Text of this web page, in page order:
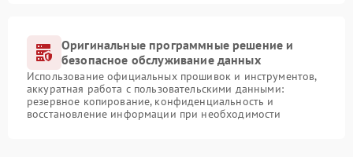
Оригинальные программные решение и
безопасное обслуживание данных
Использование официальных прошивок и инструментов,
аккуратная работа с пользовательскими данными:
резервное копирование, конфиденциальность и
восстановление информации при необходимости